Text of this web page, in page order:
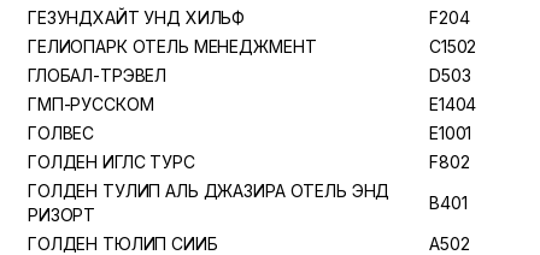
ГЕЗУНДХАЙТ УНД ХИЛЬФ
F204
ГЕЛИОПАРК ОТЕЛЬ МЕНЕДЖМЕНТ
C1502
ГЛОБАЛ-ТРЭВЕЛ
D503
ГМП-РУССКОМ
E1404
ГОЛВЕС
E1001
ГОЛДЕН ИГЛС ТУРС
F802
ГОЛДЕН ТУЛИП АЛЬ ДЖАЗИРА ОТЕЛЬ ЭНД
РИЗОРТ
B401
ГОЛДЕН ТЮЛИП СИИБ
A502